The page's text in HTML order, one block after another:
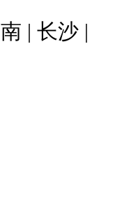
| 长沙 |